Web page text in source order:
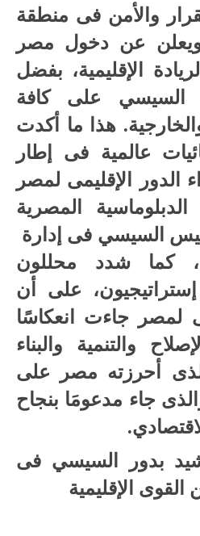
والأمن فى منطقة
عن دخول مصر
الإقليمية، بفضل
على كافة
هذا ما أكدت
عالمية فى إطار
الدور الإقليمى لمصر
المصرية
السيسي فى إدارة
كما شدد محللون
على أن
لمصر جاءت انعكاسًا
والتنمية والبناء
أحرزته مصر على
جاء مدعومَا بنجاح
بدور السيسي فى
الإقليمية